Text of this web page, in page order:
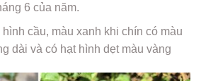
6 của năm.
hình cầu, màu xanh khi chín có màu
dài và có hạt hình dẹt màu vàng